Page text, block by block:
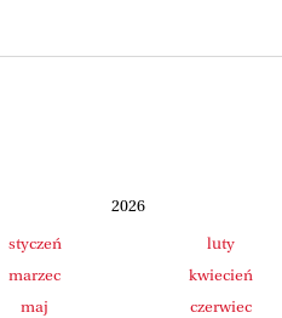
2026
styczeń
luty
marzec
kwiecień
maj
czerwiec